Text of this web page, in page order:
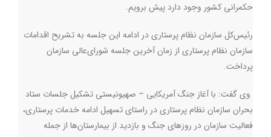
حکمرانی کشور وجود دارد پیش برویم.
رئیس‌کل سازمان نظام پرستاری در ادامه این جلسه به تشریح اقدامات
سازمان نظام پرستاری از زمان آخرین جلسه شورای‌عالی سازمان
پرداخت.
وی گفت: با آغاز جنگ آمریکایی – صهیونیستی تشکیل جلسات ستاد
بحران سازمان نظام پرستاری در راستای تسهیل ادامه خدمات پرستاری،
فعالیت سازمان در روزهای جنگ و بازدید از بیمارستان‌ها از جمله